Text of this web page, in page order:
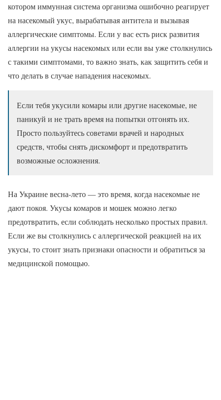
котором иммунная система организма ошибочно реагирует
на насекомый укус, вырабатывая антитела и вызывая
аллергические симптомы. Если у вас есть риск развития
аллергии на укусы насекомых или если вы уже столкнулись
с такими симптомами, то важно знать, как защитить себя и
что делать в случае нападения насекомых.
Если тебя укусили комары или другие насекомые, не
паникуй и не трать время на попытки отгонять их.
Просто пользуйтесь советами врачей и народных
средств, чтобы снять дискомфорт и предотвратить
возможные осложнения.
На Украине весна-лето — это время, когда насекомые не
дают покоя. Укусы комаров и мошек можно легко
предотвратить, если соблюдать несколько простых правил.
Если же вы столкнулись с аллергической реакцией на их
укусы, то стоит знать признаки опасности и обратиться за
медицинской помощью.